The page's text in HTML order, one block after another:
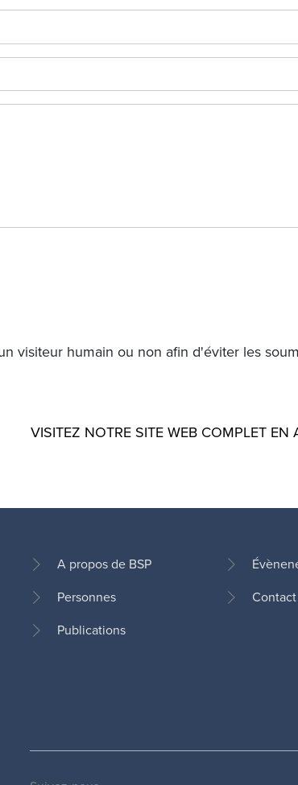
visiteur humain ou non afin d'éviter les
VISITEZ NOTRE SITE WEB COMPLET EN
Pied
de
A propos de BSP
Personnes
Publications
Contact